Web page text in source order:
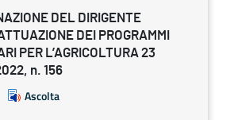
DEL DIRIGENTE
DEI PROGRAMMI
PER L’AGRICOLTURA 23
n. 156
Ascolta